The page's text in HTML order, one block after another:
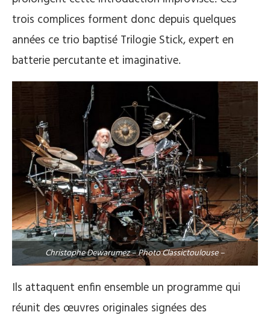
trois complices forment donc depuis quelques
années ce trio baptisé Trilogie Stick, expert en
batterie percutante et imaginative.
Christophe Dewarumez – Photo Classictoulouse –
Ils attaquent enfin ensemble un programme qui
réunit des œuvres originales signées des